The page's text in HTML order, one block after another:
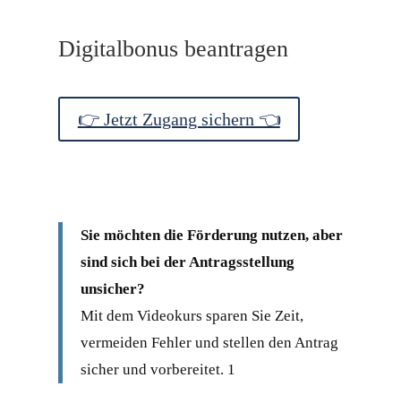
Digitalbonus beantragen
👉 Jetzt Zugang sichern 👈
Sie möchten die Förderung nutzen, aber
sind sich bei der Antragsstellung
unsicher?
Mit dem Videokurs sparen Sie Zeit,
vermeiden Fehler und stellen den Antrag
sicher und vorbereitet. 1